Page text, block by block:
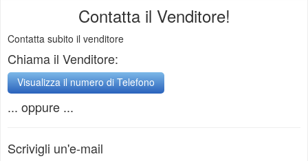
Contatta il Venditore!
Contatta subito il venditore
Chiama il Venditore:
... oppure ...
Scrivigli un'e-mail